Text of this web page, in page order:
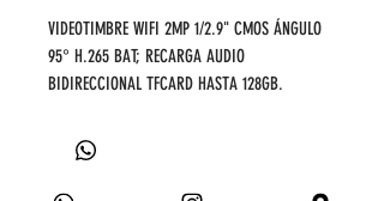
VIDEOTIMBRE WIFI 2MP 1/2.9" CMOS ÁNGULO
95° H.265 BAT; RECARGA AUDIO
BIDIRECCIONAL TFCARD HASTA 128GB.